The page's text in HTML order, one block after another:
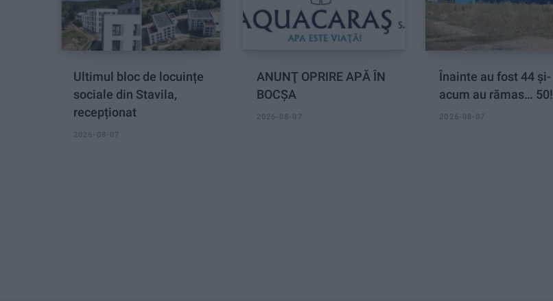
Ultimul bloc de locuințe
sociale din Stavila,
recepționat
2026-08-07
ANUNŢ OPRIRE APĂ ÎN
BOCȘA
2026-08-07
Înainte au fost 44 și-
acum au rămas… 50!
2026-08-07